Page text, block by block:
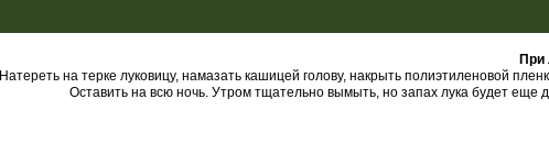
При
Натереть на терке луковицу, намазать кашицей голову, накрыть полиэтиленовой
Оставить на всю ночь. Утром тщательно вымыть, но запах лука будет еще